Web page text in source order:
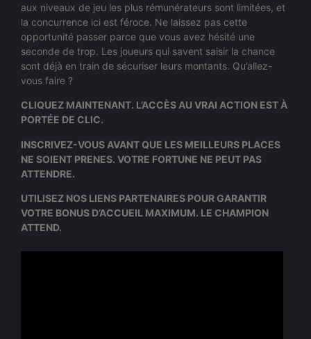
aux niveaux de jeu les plus rémunérateurs sont limitées, et
la concurrence ici est féroce. Ne laissez pas cette
opportunité passer parce que vous avez hésité une
seconde de trop. Les joueurs qui savent saisir la chance
sont déjà en train de sécuriser leurs montants. Qu’allez-
vous faire ?
CLIQUEZ MAINTENANT. L’ACCÈS AU VRAI ACTION EST À
PORTÉE DE CLIC.
INSCRIVEZ-VOUS AVANT QUE LES MEILLEURS PLACES
NE SOIENT PRENES. VOTRE FORTUNE NE PEUT PAS
ATTENDRE.
UTILISEZ NOS LIENS PARTENAIRES POUR GARANTIR
VOTRE BONUS D’ACCUEIL MAXIMUM. LE CHAMPION
ATTEND.